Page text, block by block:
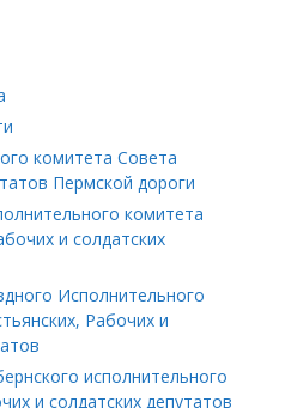
комитета Совета
Пермской дороги
комитета
и солдатских
Исполнительного
Рабочих и
исполнительного
и солдатских депутатов